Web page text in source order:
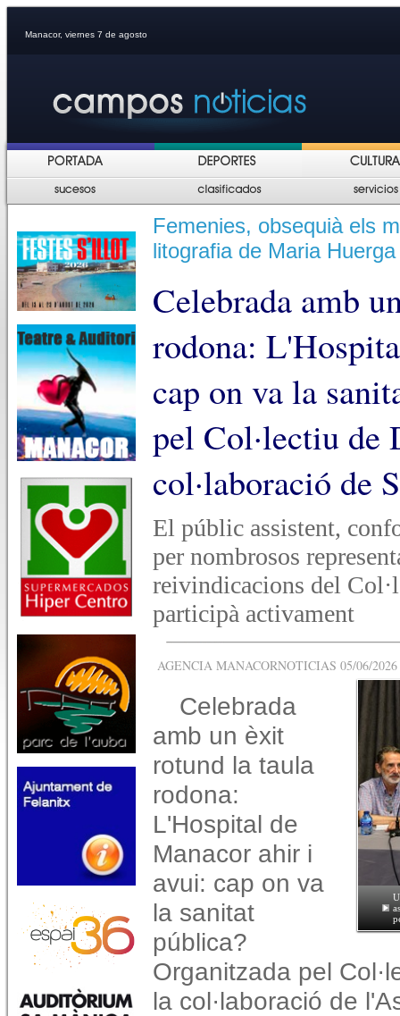
Manacor, viernes 7 de agosto
Femenies, obsequià els
litografia de Maria Huerga
Celebrada amb
rodona:
cap on va la
pel Col·lectiu de
col·laboració de
El públic assistent,
per nombrosos
reivindicacions del
participà activament
AGENCIA MANACORNOTICIAS 05/06/
Celebrada
amb un èxit
rotund la taula
rodona:
L'Hospital de
Manacor ahir i
avui: cap on va
la sanitat
pública?
Organitzada pel
la col·laboració de